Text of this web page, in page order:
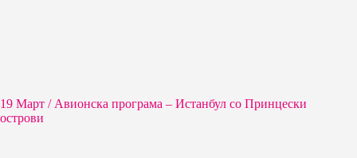
19 Март / Aвионска програма – Истанбул со Принцески
острови